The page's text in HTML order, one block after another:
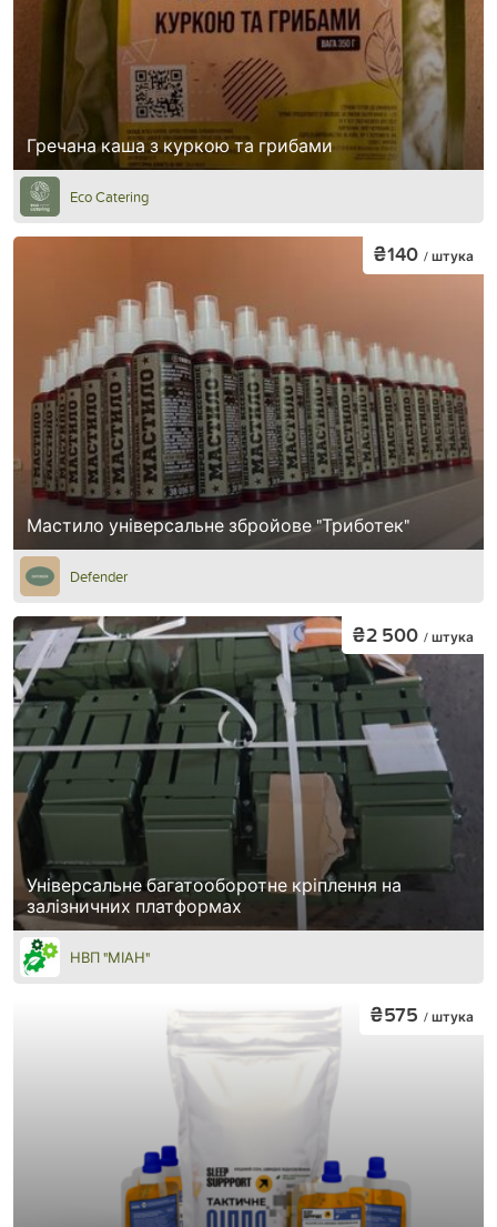
Гречана каша з куркою та грибами
Eco Catering
Мастило універсальне збройове "Триботек"
₴140 / штука
Defender
Універсальне багатооборотне кріплення на
залізничних платформах
₴2 500 / штука
НВП "МІАН"
₴575 / штука